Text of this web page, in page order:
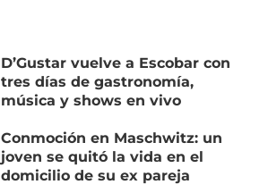
D’Gustar vuelve a Escobar con
tres días de gastronomía,
música y shows en vivo
Conmoción en Maschwitz: un
joven se quitó la vida en el
domicilio de su ex pareja